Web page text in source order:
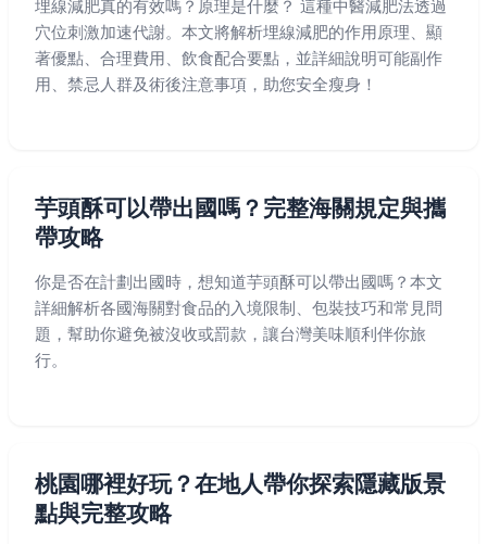
埋線減肥真的有效嗎？原理是什麼？ 這種中醫減肥法透過
穴位刺激加速代謝。本文將解析埋線減肥的作用原理、顯
著優點、合理費用、飲食配合要點，並詳細說明可能副作
用、禁忌人群及術後注意事項，助您安全瘦身！
芋頭酥可以帶出國嗎？完整海關規定與攜
帶攻略
你是否在計劃出國時，想知道芋頭酥可以帶出國嗎？本文
詳細解析各國海關對食品的入境限制、包裝技巧和常見問
題，幫助你避免被沒收或罰款，讓台灣美味順利伴你旅
行。
桃園哪裡好玩？在地人帶你探索隱藏版景
點與完整攻略